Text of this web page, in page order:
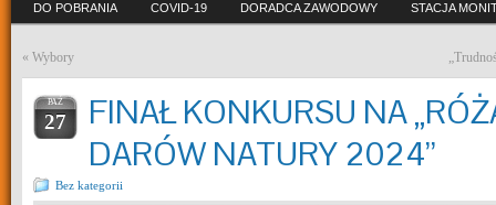
DO POBRANIA COVID-19 DORADCA ZAWODOWY STACJA
« Wybory
PAŹ
27
FINAŁ KONKURSU NA
DARÓW NATURY 2024”
Bez kategorii